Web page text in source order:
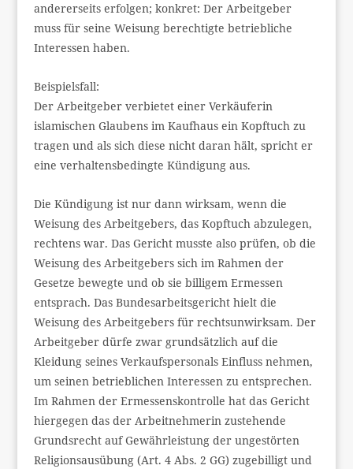
andererseits erfolgen; konkret: Der Arbeitgeber
muss für seine Weisung berechtigte betriebliche
Interessen haben.
Beispielsfall:
Der Arbeitgeber verbietet einer Verkäuferin
islamischen Glaubens im Kaufhaus ein Kopftuch zu
tragen und als sich diese nicht daran hält, spricht er
eine verhaltensbedingte Kündigung aus.
Die Kündigung ist nur dann wirksam, wenn die
Weisung des Arbeitgebers, das Kopftuch abzulegen,
rechtens war. Das Gericht musste also prüfen, ob die
Weisung des Arbeitgebers sich im Rahmen der
Gesetze bewegte und ob sie billigem Ermessen
entsprach. Das Bundesarbeitsgericht hielt die
Weisung des Arbeitgebers für rechtsunwirksam. Der
Arbeitgeber dürfe zwar grundsätzlich auf die
Kleidung seines Verkaufspersonals Einfluss nehmen,
um seinen betrieblichen Interessen zu entsprechen.
Im Rahmen der Ermessenskontrolle hat das Gericht
hiergegen das der Arbeitnehmerin zustehende
Grundsrecht auf Gewährleistung der ungestörten
Religionsausübung (Art. 4 Abs. 2 GG) zugebilligt und